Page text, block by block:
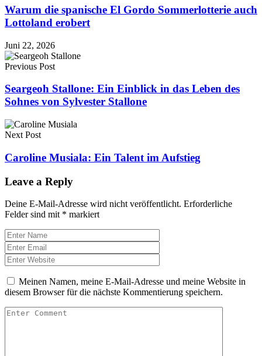
Warum die spanische El Gordo Sommerlotterie auch
Lottoland erobert
Juni 22, 2026
Previous Post
Seargeoh Stallone: Ein Einblick in das Leben des
Sohnes von Sylvester Stallone
Next Post
Caroline Musiala: Ein Talent im Aufstieg
Leave a Reply
Deine E-Mail-Adresse wird nicht veröffentlicht. Erforderliche
Felder sind mit * markiert
Meinen Namen, meine E-Mail-Adresse und meine Website in
diesem Browser für die nächste Kommentierung speichern.